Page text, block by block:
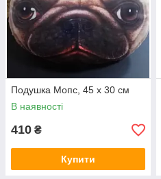
Подушка Мопс, 45 х 30 см
В наявності
410 ₴
Купити